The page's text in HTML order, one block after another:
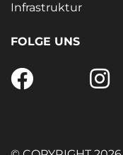
Infrastruktur
FOLGE UNS